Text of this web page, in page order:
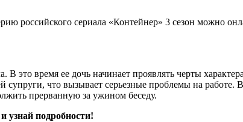
российского сериала «Контейнер» 3 сезон можно
время ее дочь начинает проявлять черты
что вызывает серьезные проблемы на работе.
прерванную за ужином беседу.
узнай подробности!